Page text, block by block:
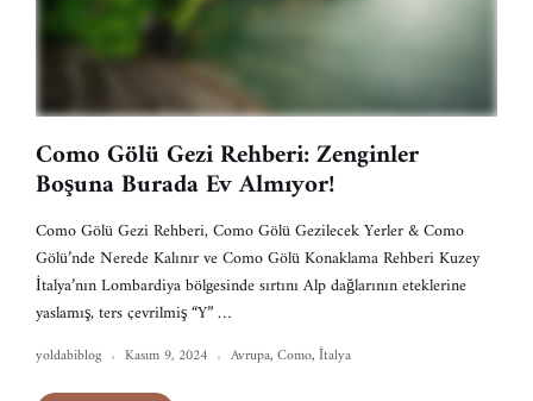
Como Gölü Gezi Rehberi: Zenginler
Boşuna Burada Ev Almıyor!
Como Gölü Gezi Rehberi, Como Gölü Gezilecek Yerler & Como
Gölü’nde Nerede Kalınır ve Como Gölü Konaklama Rehberi Kuzey
İtalya’nın Lombardiya bölgesinde sırtını Alp dağlarının eteklerine
yaslamış, ters çevrilmiş “Y” …
yoldabiblog Kasım 9, 2024 Avrupa,Como,İtalya